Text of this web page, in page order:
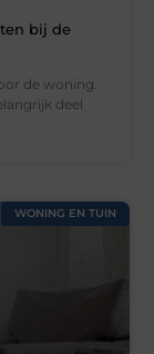
bij de
de woning.
deel
WONING EN TUIN